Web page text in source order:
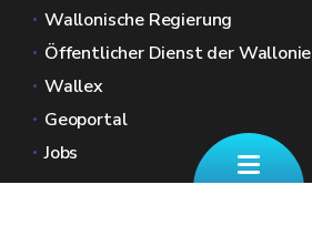
Wallonische Regierung
Öffentlicher Dienst der Wallonie
Wallex
Geoportal
Jobs